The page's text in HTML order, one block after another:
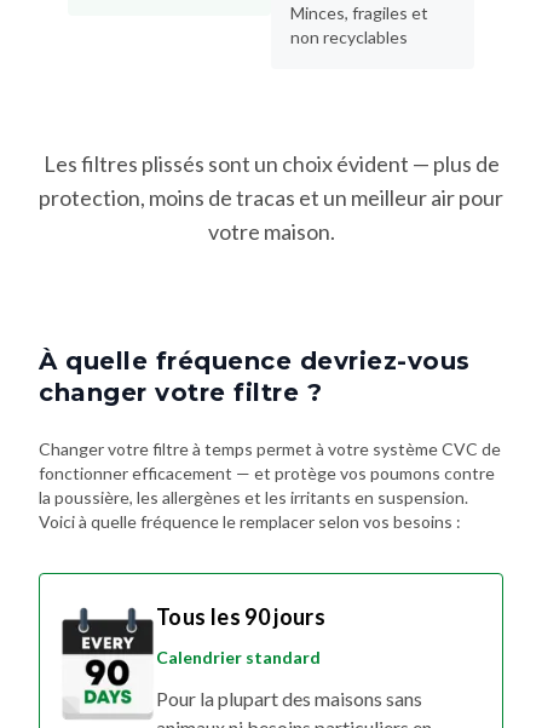
Minces, fragiles et
non recyclables
Les filtres plissés sont un choix évident — plus de
protection, moins de tracas et un meilleur air pour
votre maison.
À quelle fréquence devriez-vous
changer votre filtre ?
Changer votre filtre à temps permet à votre système CVC de
fonctionner efficacement — et protège vos poumons contre
la poussière, les allergènes et les irritants en suspension.
Voici à quelle fréquence le remplacer selon vos besoins :
Tous les 90 jours
Calendrier standard
Pour la plupart des maisons sans